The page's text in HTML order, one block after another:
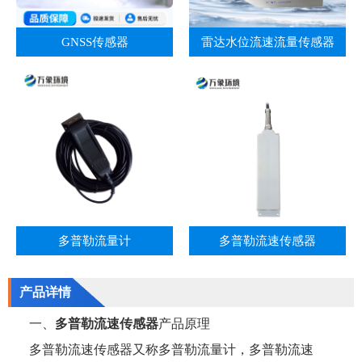
GNSS传感器 雷达水位流速流量传感器
多普勒流量计 多普勒流速传感器
产品详情
一、 多普勒流速传感器产品原理
多普勒流速传感器又称多普勒流量计，多普勒流速